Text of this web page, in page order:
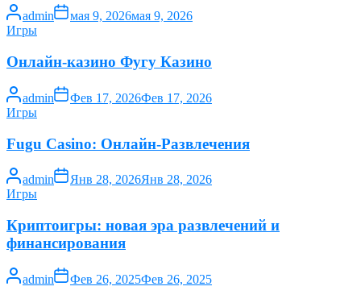
admin мая 9, 2026мая 9, 2026
Игры
Онлайн-казино Фугу Казино
admin Фев 17, 2026Фев 17, 2026
Игры
Fugu Сasino: Онлайн-Развлечения
admin Янв 28, 2026Янв 28, 2026
Игры
Криптоигры: новая эра развлечений и
финансирования
admin Фев 26, 2025Фев 26, 2025